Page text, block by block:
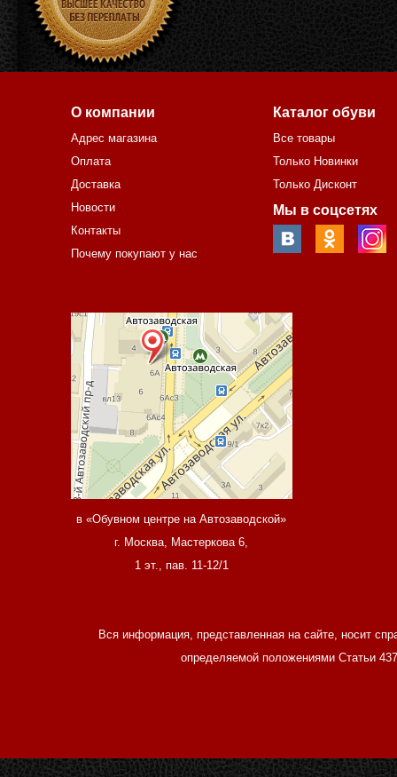
О компании
Адрес магазина
Оплата
Доставка
Новости
Контакты
Почему покупают у нас
Каталог обуви
Все товары
Только Новинки
Только Дисконт
Мы в соцсетях
в «Обувном центре на Автозаводской»
г. Москва, Мастеркова 6,
1 эт., пав. 11-12/1
Вся информация, представленная на сайте, носит
определяемой положениями Статьи